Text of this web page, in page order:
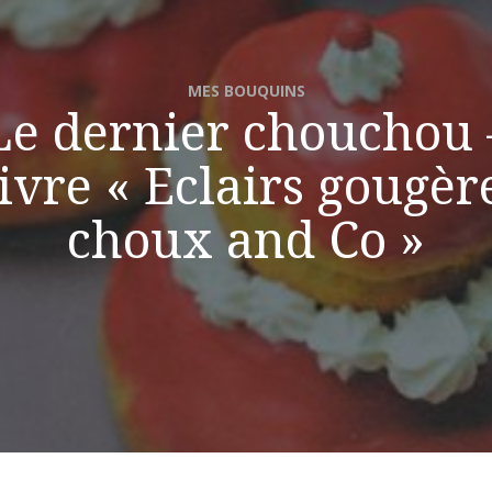
MES BOUQUINS
dernier chouchou
« Eclairs
choux and Co »